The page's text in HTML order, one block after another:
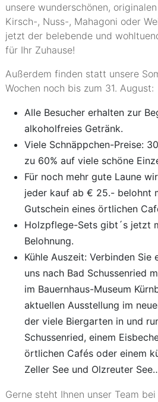
unsere wunderschönen,
Kirsch-, Nuss-, Mahagoni oder
jetzt der belebende und
für Ihr Zuhause!
Außerdem finden statt unsere
Wochen noch bis zum 31. August:
Alle Besucher erhalten zur
alkoholfreies Getränk.
Viele Schnäppchen-Preise:
zu 60% auf viele schöne
Für noch mehr gute Laune
jeder kauf ab € 25.- belohnt
Gutschein eines örtlichen
Holzpflege-Sets gibt´s jetzt
Belohnung.
Kühle Auszeit: Verbinden Sie
uns nach Bad Schussenried
im Bauernhaus-Museum
aktuellen Ausstellung im
der viele Biergarten in und
Schussenried, einem
örtlichen Cafés oder einem
Zeller See und Olzreuter
Gerne steht Ihnen unser Team bei